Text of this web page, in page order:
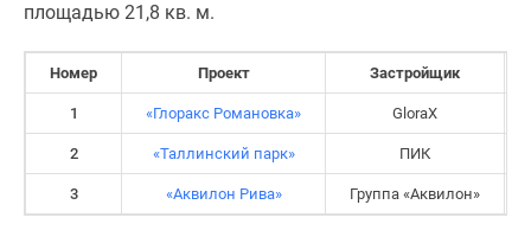
Коттеджные
поселки
Бизнес-
центры
площадью 21,8 кв. м.
Номер Проект Застройщик
1 «Глоракс Романовка» GloraX
2 «Таллинский парк» ПИК
3 «Аквилон Рива» Группа «Аквилон»